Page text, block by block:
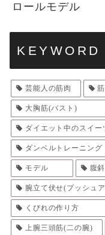
ロールモデル
KEYWORD
芸能人の筋肉
大胸筋(バスト)
ダイエット中のスイー
ダンベルトレーニング
モデル 腹
腕立て伏せ(プッシュ
くびれの作り方
上腕三頭筋(二の腕)